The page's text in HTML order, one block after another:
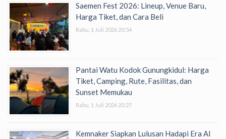
Saemen Fest 2026: Lineup, Venue Baru,
Harga Tiket, dan Cara Beli
Rabu, 1 Juli 2026 20:54
Pantai Watu Kodok Gunungkidul: Harga
Tiket, Camping, Rute, Fasilitas, dan
Sunset Memukau
Rabu, 1 Juli 2026 20:27
Kemnaker Siapkan Lulusan Hadapi Era AI